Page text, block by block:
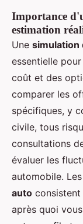
Importance
estimation
Une simulation
essentielle
coût et des
comparer les
spécifiques, y
civile, tous
consultations
évaluer les
automobile. Les
auto consistent
après quoi